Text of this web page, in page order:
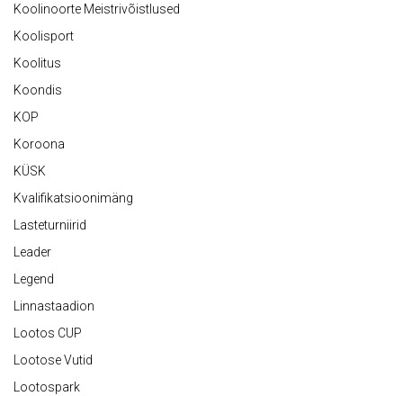
Koolinoorte Meistrivõistlused
Koolisport
Koolitus
Koondis
KOP
Koroona
KÜSK
Kvalifikatsioonimäng
Lasteturniirid
Leader
Legend
Linnastaadion
Lootos CUP
Lootose Vutid
Lootospark